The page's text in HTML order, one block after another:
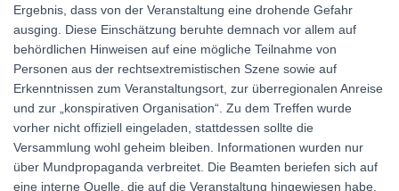
Ergebnis, dass von der Veranstaltung eine drohende Gefahr
ausging. Diese Einschätzung beruhte demnach vor allem auf
behördlichen Hinweisen auf eine mögliche Teilnahme von
Personen aus der rechtsextremistischen Szene sowie auf
Erkenntnissen zum Veranstaltungsort, zur überregionalen Anreise
und zur „konspirativen Organisation“. Zu dem Treffen wurde
vorher nicht offiziell eingeladen, stattdessen sollte die
Versammlung wohl geheim bleiben. Informationen wurden nur
über Mundpropaganda verbreitet. Die Beamten beriefen sich auf
eine interne Quelle, die auf die Veranstaltung hingewiesen habe.